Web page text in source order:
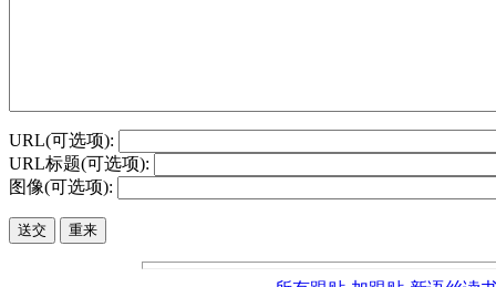
URL(可选项):
URL标题(可选项):
图像(可选项):